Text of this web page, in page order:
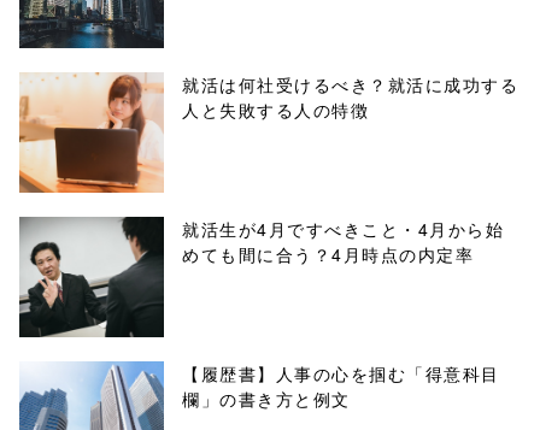
/tapbiz_theme/
parts/sns-
buttons.php on
line10
/1049310"
onclick="windo
w.open(this.hre
f, 'Gwindow',
'width=550,
就活は何社受けるべき？就活に成功する
人と失敗する人の特徴
就活生が4月ですべきこと・4月から始
めても間に合う？4月時点の内定率
【履歴書】人事の心を掴む「得意科目
欄」の書き方と例文